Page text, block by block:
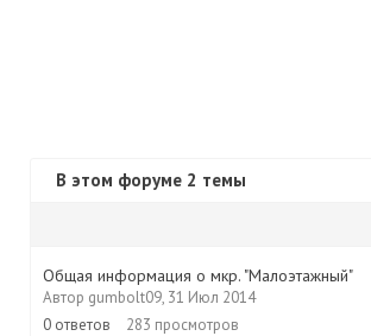
В этом форуме 2 темы
Общая информация о мкр. "Малоэтажный"
Автор gumbolt09, 31 Июл 2014
0 ответов 283 просмотров